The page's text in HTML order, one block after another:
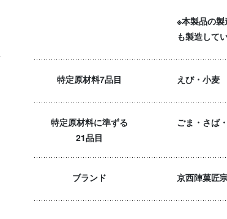
※本製品の
も製造して
特定原材料7品目 えび・小麦
特定原材料に準ずる
21品目
ごま・さば
ブランド 京西陣菓匠